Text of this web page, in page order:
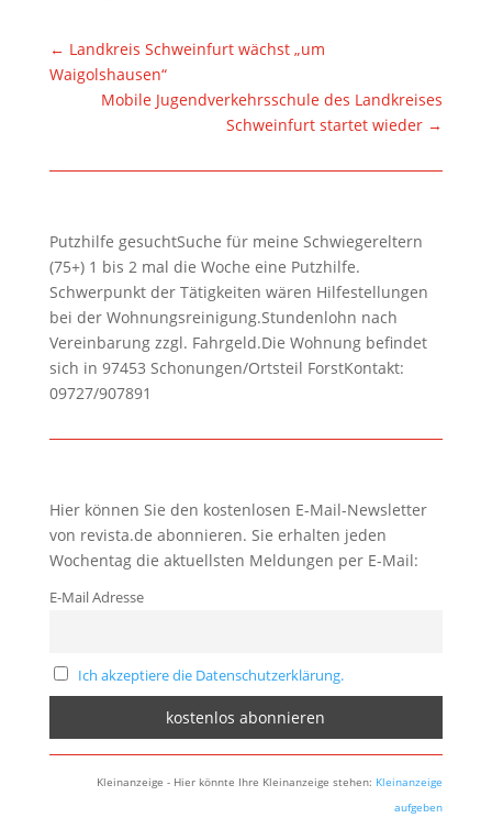
← Landkreis Schweinfurt wächst „um
Waigolshausen“
Mobile Jugendverkehrsschule des Landkreises
Schweinfurt startet wieder →
Putzhilfe gesuchtSuche für meine Schwiegereltern
(75+) 1 bis 2 mal die Woche eine Putzhilfe.
Schwerpunkt der Tätigkeiten wären Hilfestellungen
bei der Wohnungsreinigung.Stundenlohn nach
Vereinbarung zzgl. Fahrgeld.Die Wohnung befindet
sich in 97453 Schonungen/Ortsteil ForstKontakt:
09727/907891
Hier können Sie den kostenlosen E-Mail-Newsletter
von revista.de abonnieren. Sie erhalten jeden
Wochentag die aktuellsten Meldungen per E-Mail:
E-Mail Adresse
Ich akzeptiere die Datenschutzerklärung.
Kleinanzeige - Hier könnte Ihre Kleinanzeige stehen: Kleinanzeige
aufgeben